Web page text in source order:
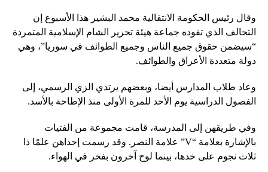
وقال رئيس الحكومة الانتقالية محمد البشير هذا الأسبوع إن
التحالف الذي تقوده جماعة هيئة تحرير الشام الإسلامية المتمردة
“سيضمن حقوق جميع الناس وجميع الطوائف في سوريا”، وهي
دولة متعددة الأعراق والطوائف.
وعاد طلاب المدارس أيضا، وبعضهم يرتدي الزي الرسمي، إلى
الفصول الدراسية يوم الأحد للمرة الأولى منذ الإطاحة بالأسد.
وفي طريقهن إلى المدرسة، قامت مجموعة من الفتيات
بالإشارة بعلامة “V” علامة النصر. وقد رسمت إحداهن علمًا ذا
ثلاث نجوم على خدها، بينما لوح آخرون بفخر في الهواء.